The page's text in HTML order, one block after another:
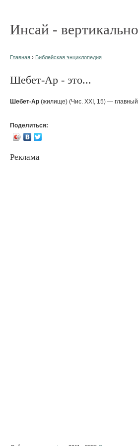
Инсай -
Главная › Библейская энциклопедия
Шебет-Ар - это...
Шебет-Ар (жилище) (Чис. XXI, 15) — главный
Поделиться:
Реклама